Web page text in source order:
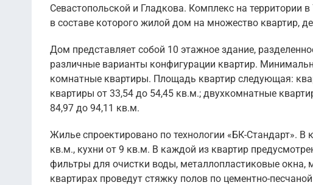
Севастопольской и Гладкова. Комплекс на
в составе которого жилой дом на множество квартир,
Дом представляет собой 10 этажное здание,
различные варианты конфигурации квартир.
комнатные квартиры. Площадь квартир следующая:
квартиры от 33,54 до 54,45 кв.м.; двухкомнатные
84,97 до 94,11 кв.м.
Жилье спроектировано по технологии «БК-Стандарт».
кв.м., кухни от 9 кв.м. В каждой из квартир
фильтры для очистки воды, металлопластиковые окна,
квартирах проведут стяжку полов по цементно-песчаной